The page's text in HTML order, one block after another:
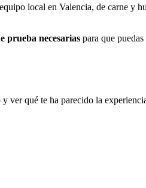
local en Valencia, de carne y
prueba necesarias para que
ver qué te ha parecido la